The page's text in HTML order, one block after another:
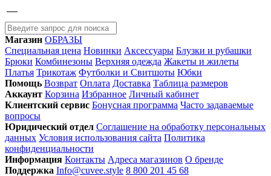
Магазин ОБРАЗЫ
Специальная цена Новинки Аксессуары Блузки и рубашки
Брюки Комбинезоны Верхняя одежда Жакеты и жилеты
Платья Трикотаж Футболки и Свитшоты Юбки
Помощь Возврат Оплата Доставка Таблица размеров
Аккаунт Корзина Избранное Личный кабинет
Клиентский сервис Бонусная программа Часто задаваемые
вопросы
Юридический отдел Соглашение на обработку персональных
данных Условия использования сайта Политика
конфиденциальности
Информация Контакты Адреса магазинов О бренде
Поддержка Info@cuvee.style 8 800 201 45 68